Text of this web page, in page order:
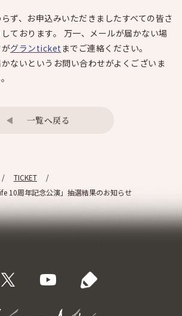
ず、お申込みいただきましたすべての皆さ
ております。 万一、メールが届かない場
グランticket までご連絡ください。
ないというお問い合わせがよくございま
一覧へ戻る
TICKET
10周年記念公演」抽選結果のお知らせ